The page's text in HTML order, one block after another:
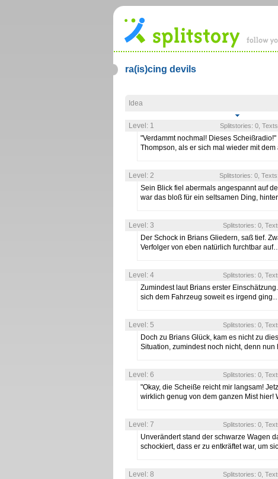
ra(is)cing devils
Idea
Level: 1 Splitstories: 0,
"Verdammt nochmal! Dieses Scheißradio!"
Thompson, als er sich mal wieder mit
Level: 2 Splitstories: 0,
Sein Blick fiel abermals angespannt auf
war das bloß für ein seltsamen Ding,
Level: 3 Splitstories: 0,
Der Schock in Brians Gliedern, saß tief.
Verfolger von eben natürlich furchtbar
Level: 4 Splitstories: 0,
Zumindest laut Brians erster
sich dem Fahrzeug soweit es irgend
Level: 5 Splitstories: 0,
Doch zu Brians Glück, kam es nicht zu
Situation, zumindest noch nicht, denn
Level: 6 Splitstories: 0,
"Okay, die Scheiße reicht mir langsam!
wirklich genug von dem ganzen Mist hier!
Level: 7 Splitstories: 0,
Unverändert stand der schwarze Wagen
schockiert, dass er zu entkräftet war, um
Level: 8 Splitstories: 0,